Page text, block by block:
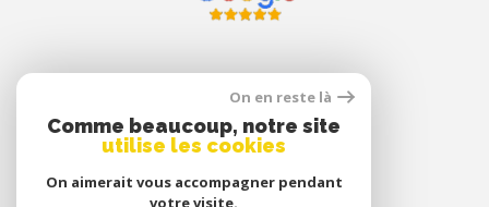
On en reste là
Comme beaucoup, notre site
utilise les cookies
On aimerait vous accompagner pendant
votre visite.